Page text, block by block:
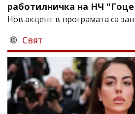
работилничка на НЧ
Нов акцент в програмата са
Свят